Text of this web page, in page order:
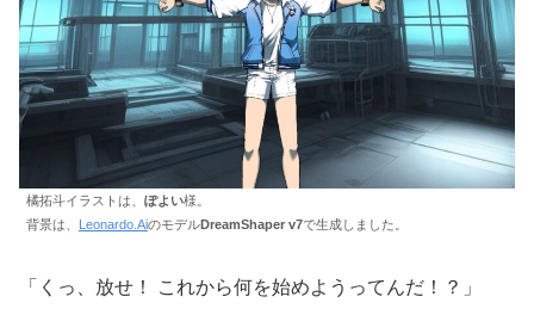
橘拓斗イラストは、 ぽよい様。
背景は、 Leonardo.AiのモデルDreamShaper v7で生成しました。
「くっ、放せ！ これから何を始めようってんだ！？」